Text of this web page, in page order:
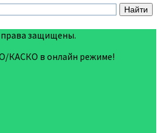
защищены.
КАСКО в онлайн режиме!